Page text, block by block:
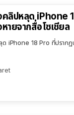
คลิปหลุด iPhone
ายจากสื่อโซเชียล
ด iPhone 18 Pro ที่ปราก